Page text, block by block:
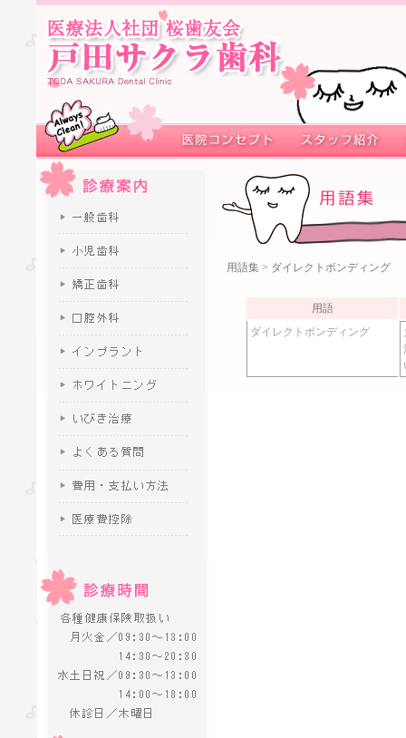
用語集 > ダイレクトボンディング
用語
ダイレクトボンディング